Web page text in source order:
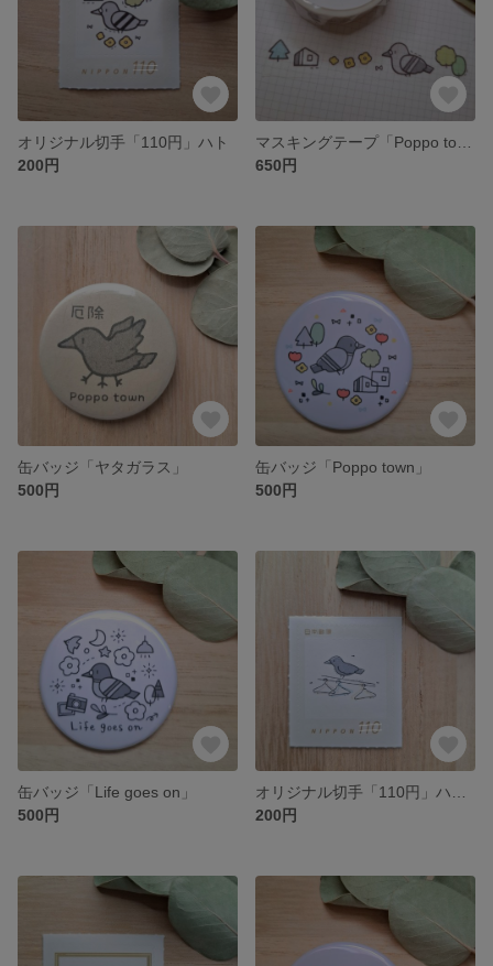
オリジナル切手「110円」ハト
200円
650円
缶バッジ「ヤタガラス」
500円
缶バッジ「Poppo town」
500円
缶バッジ「Life goes on」
500円
200円